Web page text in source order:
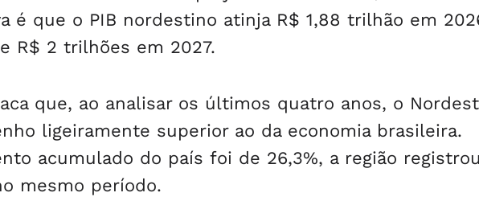
é que o PIB nordestino atinja R$ 1,88 trilhão em
R$ 2 trilhões em 2027.
que, ao analisar os últimos quatro anos, o
ligeiramente superior ao da economia brasileira.
acumulado do país foi de 26,3%, a região
mesmo período.